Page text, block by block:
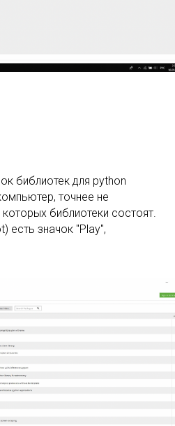
библиотек для python
точнее не
библиотеки состоят.
есть значок "Play",